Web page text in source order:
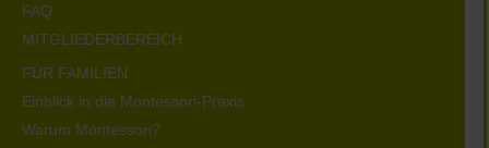
FAQ
MITGLIEDERBEREICH
FÜR FAMILIEN
Einblick in die Montessori-Praxis
Warum Montessori?